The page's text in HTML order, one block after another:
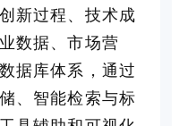
新过程、技术成
数据、市场营
据库体系，通过
、智能检索与标